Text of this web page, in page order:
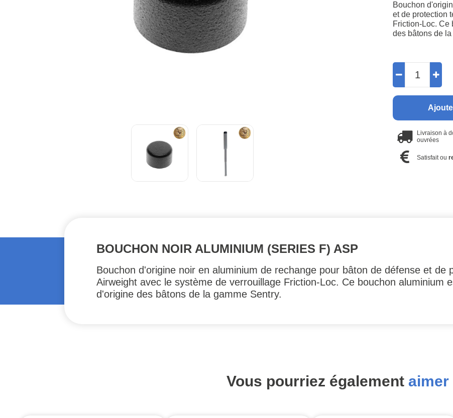
Bouchon
et de protection
Friction-Loc. Ce
des bâtons de
Livraison à
ouvrées
Satisfait ou
BOUCHON NOIR ALUMINIUM (SERIES F) ASP
Bouchon d'origine noir en aluminium de rechange pour bâton de défense et de
Airweight avec le système de verrouillage Friction-Loc. Ce bouchon aluminium
d'origine des bâtons de la gamme Sentry.
Vous pourriez également aimer